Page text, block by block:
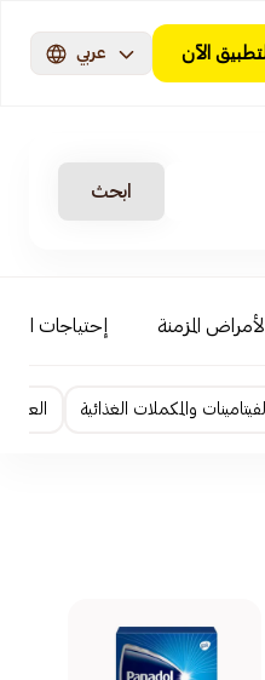
الآن عربي
ابحث
المزمنة إحتياجات
الفيتامينات والمكملات الغذائية